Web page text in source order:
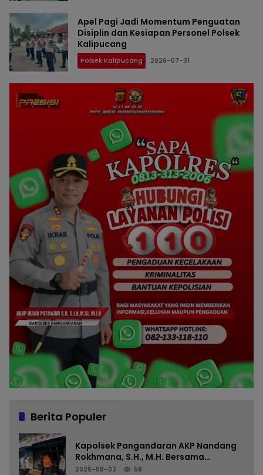
Apel Pagi Jadi Momentum Penguatan
Disiplin dan Kesiapan Personel Polsek
Kalipucang
Polsek Kalipucang 2026-07-31
Berita Populer
Kapolsek Pangandaran AKP Nandang
Rokhmana, S.H., M.H. Bersama
Anggota Cek TKP Kebakaran Ruko
2026-08-03 58